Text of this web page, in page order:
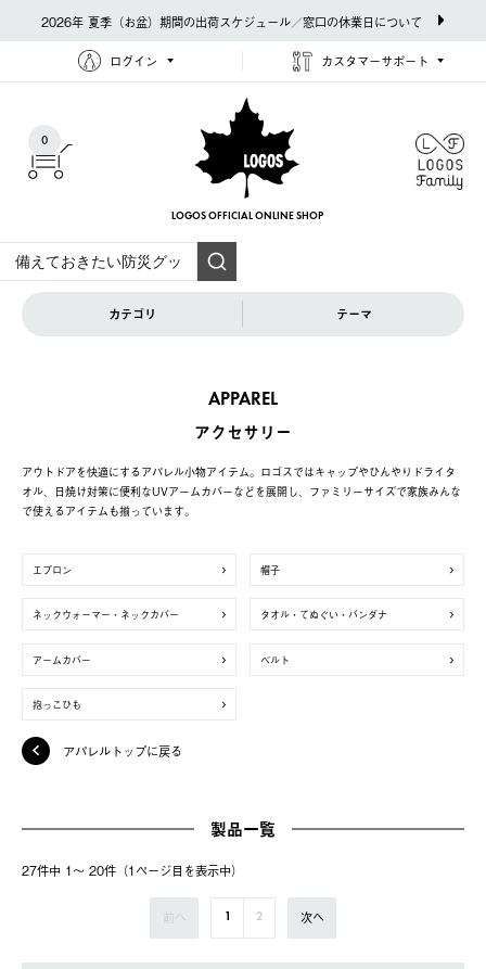
2026年 夏季（お盆）期間の出荷スケジュール／窓口の休業日について
ログイン カスタマーサポート
0
LOGOS OFFICIAL ONLINE SHOP
カテゴリ テーマ
APPAREL
アクセサリー
アウトドアを快適にするアパレル小物アイテム。ロゴスではキャップやひんやりドライタ
オル、日焼け対策に便利なUVアームカバーなどを展開し、ファミリーサイズで家族みんな
で使えるアイテムも揃っています。
エプロン 帽子
ネックウォーマー・ネックカバー タオル・てぬぐい・バンダナ
アームカバー ベルト
抱っこひも
アパレルトップに戻る
製品一覧
27件中 1〜 20件（1ページ⽬を表⽰中）
前へ 1 2 次へ